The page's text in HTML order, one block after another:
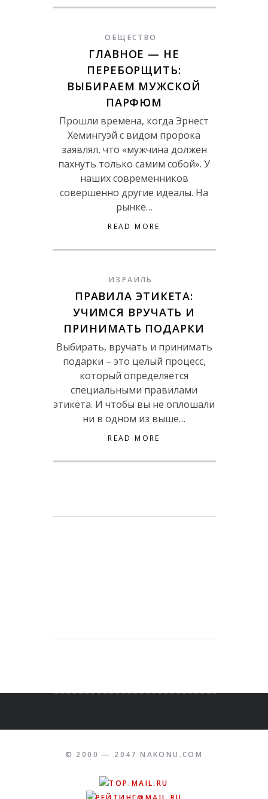
ОБЩЕСТВО
ГЛАВНОЕ — НЕ
ПЕРЕБОРЩИТЬ:
ВЫБИРАЕМ МУЖСКОЙ
ПАРФЮМ
Прошли времена, когда Эрнест
Хемингуэй с видом пророка
заявлял, что «мужчина должен
пахнуть только самим собой». У
наших современников
совершенно другие идеалы. На
рынке…
READ MORE
ИЗРАИЛЬ
ПРАВИЛА ЭТИКЕТА:
УЧИМСЯ ВРУЧАТЬ И
ПРИНИМАТЬ ПОДАРКИ
Выбирать, вручать и принимать
подарки – это целый процесс,
который определяется
специальными правилами
этикета. И чтобы вы не оплошали
ни в одном из выше…
READ MORE
© 2000 — 2047 NAKONU.COM